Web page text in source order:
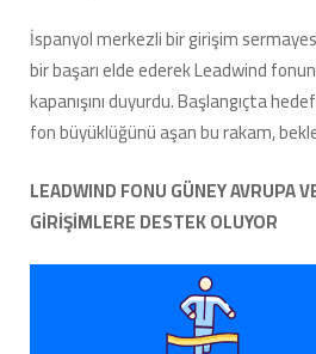
İspanyol merkezli bir girişim
bir başarı elde ederek Leadwind
kapanışını duyurdu. Başlangıçta
fon büyüklüğünü aşan bu rakam,
LEADWIND FONU GÜNEY AVRUPA
GİRİŞİMLERE DESTEK OLUYOR